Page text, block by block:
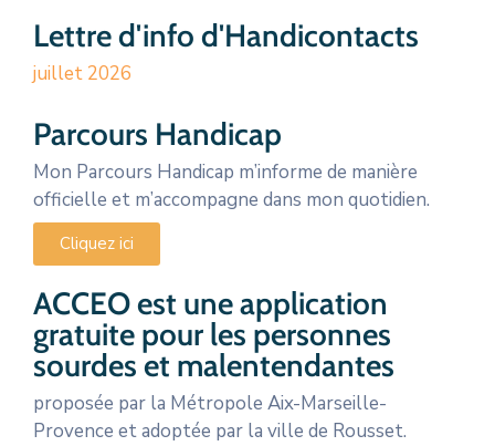
Lettre d'info d'Handicontacts
juillet 2026
Parcours Handicap
Mon Parcours Handicap m’informe de manière
officielle et m’accompagne dans mon quotidien.
Cliquez ici
ACCEO est une application
gratuite pour les personnes
sourdes et malentendantes
proposée par la Métropole Aix-Marseille-
Provence et adoptée par la ville de Rousset.